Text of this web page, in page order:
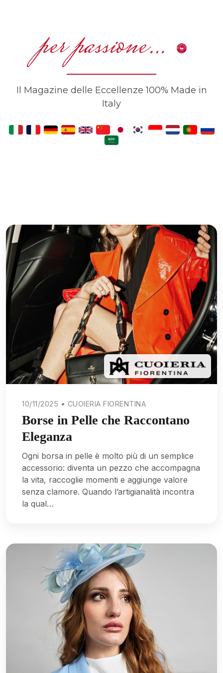
per passione…
Il Magazine delle Eccellenze 100% Made in
Italy
10/11/2025 • CUOIERIA FIORENTINA
Borse in Pelle che Raccontano
Eleganza
Ogni borsa in pelle è molto più di un semplice
accessorio: diventa un pezzo che accompagna
la vita, raccoglie momenti e aggiunge valore
senza clamore. Quando l’artigianalità incontra
la qual…